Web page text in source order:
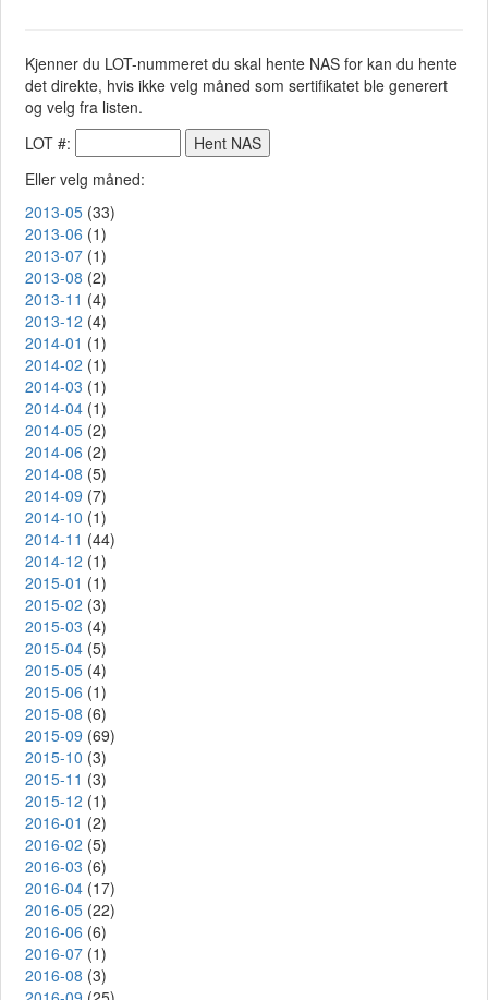
Kjenner du LOT-nummeret du skal hente NAS for kan du hente
det direkte, hvis ikke velg måned som sertifikatet ble generert
og velg fra listen.
LOT #:
Eller velg måned:
2013-05 (33)
2013-06 (1)
2013-07 (1)
2013-08 (2)
2013-11 (4)
2013-12 (4)
2014-01 (1)
2014-02 (1)
2014-03 (1)
2014-04 (1)
2014-05 (2)
2014-06 (2)
2014-08 (5)
2014-09 (7)
2014-10 (1)
2014-11 (44)
2014-12 (1)
2015-01 (1)
2015-02 (3)
2015-03 (4)
2015-04 (5)
2015-05 (4)
2015-06 (1)
2015-08 (6)
2015-09 (69)
2015-10 (3)
2015-11 (3)
2015-12 (1)
2016-01 (2)
2016-02 (5)
2016-03 (6)
2016-04 (17)
2016-05 (22)
2016-06 (6)
2016-07 (1)
2016-08 (3)